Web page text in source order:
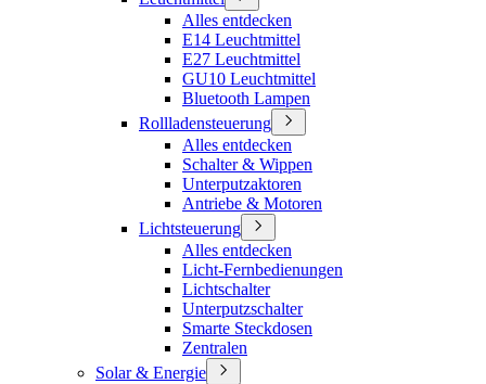
Alles entdecken
E14 Leuchtmittel
E27 Leuchtmittel
GU10 Leuchtmittel
Bluetooth Lampen
Rollladensteuerung
Alles entdecken
Schalter & Wippen
Unterputzaktoren
Antriebe & Motoren
Lichtsteuerung
Alles entdecken
Licht-Fernbedienungen
Lichtschalter
Unterputzschalter
Smarte Steckdosen
Zentralen
Solar & Energie